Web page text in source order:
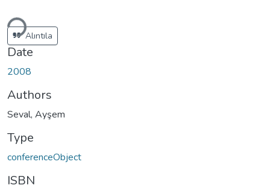
Alıntıla
Date
2008
Authors
Seval, Ayşem
Type
conferenceObject
ISBN